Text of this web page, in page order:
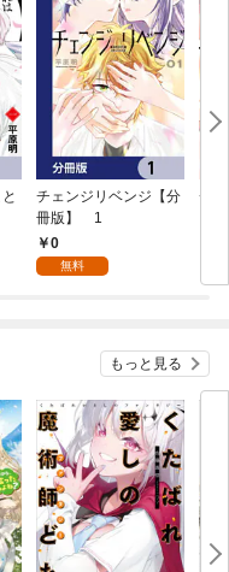
チェンジリベンジ【分
冊版】 1
0
無料
チ
もっと見る